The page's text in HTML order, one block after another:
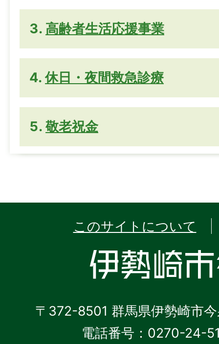
高齢者生活応援事業
休日・夜間救急診療
敬老祝金
このサイトについて
〒372-8501 群馬県伊勢崎市
電話番号：0270-24-